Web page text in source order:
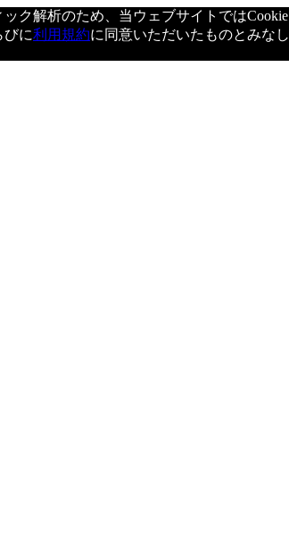
ク解析のため、当ウェブサイトでは
びに利用規約に同意いただいたものとみなし